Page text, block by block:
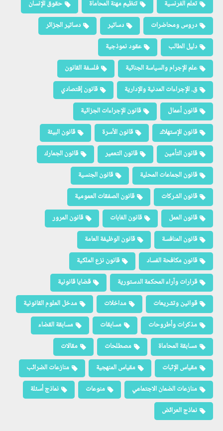
تعلم الفرنسية تنظيم مهنة المحاماة
حقوق الإنسان
دروس ومحاضرات
دساتير
دساتير الجزائر
دليل الطالب
عقود نموذجية
علم الإجرام والسياسة الجنائية
فلسفة القانون
ق. الإجراءات المدنية والإدارية
قانون إقتصادي
قانون أعمال
قانون الإجراءات الجزائية
قانون الإستهلاك
قانون الأسرة
قانون البيئة
قانون التأمين
قانون التعمير
قانون الجمارك
قانون الجماعات المحلية
قانون الجنسية
قانون الشركات
قانون الصفقات العمومية
قانون العمل
قانون الغابات
قانون المرور
قانون المنافسة
قانون الوظيفة العامة
قانون مكافحة الفساد
قانون نزع الملكية
قرارات وآراء المحكمة الدستورية
قضايا قانونية
قوانين وتشريعات
مداخلات
مدخل العلوم القانونية
مذكرات وأطروحات
مسابقات
مسابقة القضاء
مسابقة المحاماة
مصطلحات
مقالات
مقياس الإثبات
مقياس المنهجية
منازعات الضرائب
منازعات الضمان الاجتماعي
منوعات
نماذج أسئلة
نماذج العرائض